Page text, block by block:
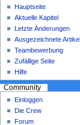
Hauptseite
Aktuelle Kapitel
Letzte Änderungen
Ausgezeichnete Artikel
Teambewerbung
Zufällige Seite
Hilfe
Community
Einloggen
Die Crew
Forum